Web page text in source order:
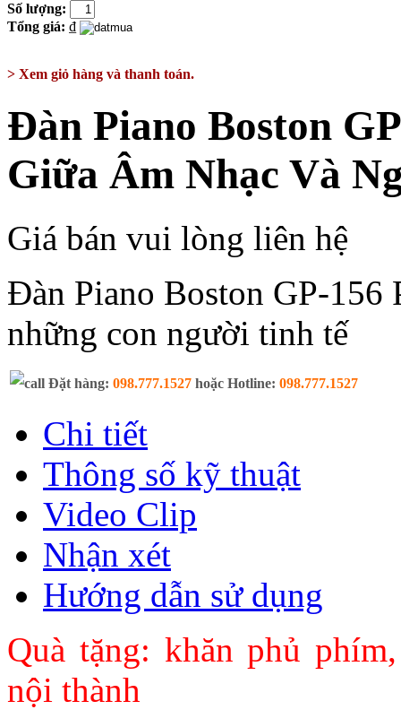
Số lượng:
Tổng giá: ₫
> Xem giỏ hàng và thanh toán.
Đàn Piano Boston
Giữa Âm Nhạc Và
Giá bán vui lòng liên hệ
Đàn Piano Boston GP-156
những con người tinh tế
Đặt hàng: 098.777.1527 hoặc Hotline: 098.777.1527
Chi tiết
Thông số kỹ thuật
Video Clip
Nhận xét
Hướng dẫn sử dụng
Quà tặng: khăn phủ
nội thành